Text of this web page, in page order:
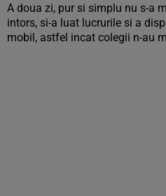
A doua zi, pur si simplu nu s-a
intors, si-a luat lucrurile si a
mobil, astfel incat colegii n-au